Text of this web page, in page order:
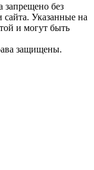
запрещено без
Указанные на
и могут быть
защищены.